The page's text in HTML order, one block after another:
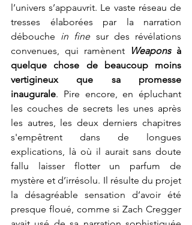
l’univers s’appauvrit. Le vaste réseau de
tresses élaborées par la narration
débouche in fine sur des révélations
convenues, qui ramènent
Weapons à
quelque chose de beaucoup moins
vertigineux que sa promesse
inaugurale. Pire encore, en épluchant
les couches de secrets les unes après
les autres, les deux derniers chapitres
s'empêtrent dans de longues
explications, là où il aurait sans doute
fallu laisser flotter un parfum de
mystère et d’irrésolu. Il résulte du projet
la désagréable sensation d’avoir été
presque floué, comme si Zach Cregger